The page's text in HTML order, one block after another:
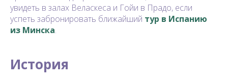
увидеть в залах Веласкеса и Гойи в Прадо, если
успеть забронировать ближайший тур в Испанию
из Минска.
История